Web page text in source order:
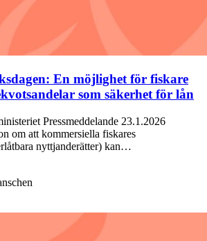
En möjlighet för fiskare
som säkerhet för lån
Pressmeddelande 23.1.2026
om att kommersiella fiskares
nyttjanderätter) kan…